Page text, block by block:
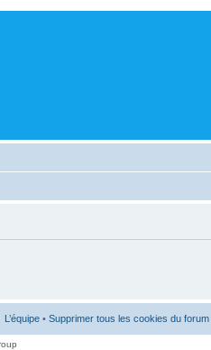
L’équipe • Supprimer tous les cookies du forum